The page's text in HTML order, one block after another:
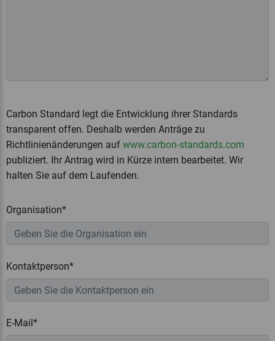
Carbon Standard legt die Entwicklung ihrer Standards
transparent offen. Deshalb werden Anträge zu
Richtlinienänderungen auf www.carbon-standards.com
publiziert. Ihr Antrag wird in Kürze intern bearbeitet. Wir
halten Sie auf dem Laufenden.
Organisation*
Kontaktperson*
E-Mail*